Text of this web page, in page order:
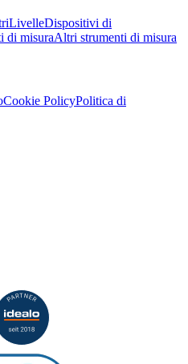
LivelleDispositivi di
di misuraAltri strumenti di misura
Cookie PolicyPolitica di